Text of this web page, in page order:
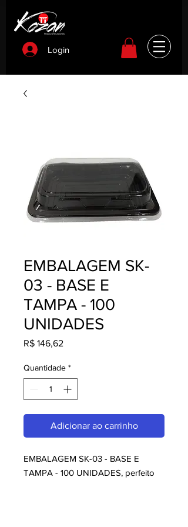
Login
EMBALAGEM SK-
03 - BASE E
TAMPA - 100
UNIDADES
R$ 146,62Preço
Quantidade *
Adicionar ao carrinho
EMBALAGEM SK-03 - BASE E
TAMPA - 100 UNIDADES, perfeito